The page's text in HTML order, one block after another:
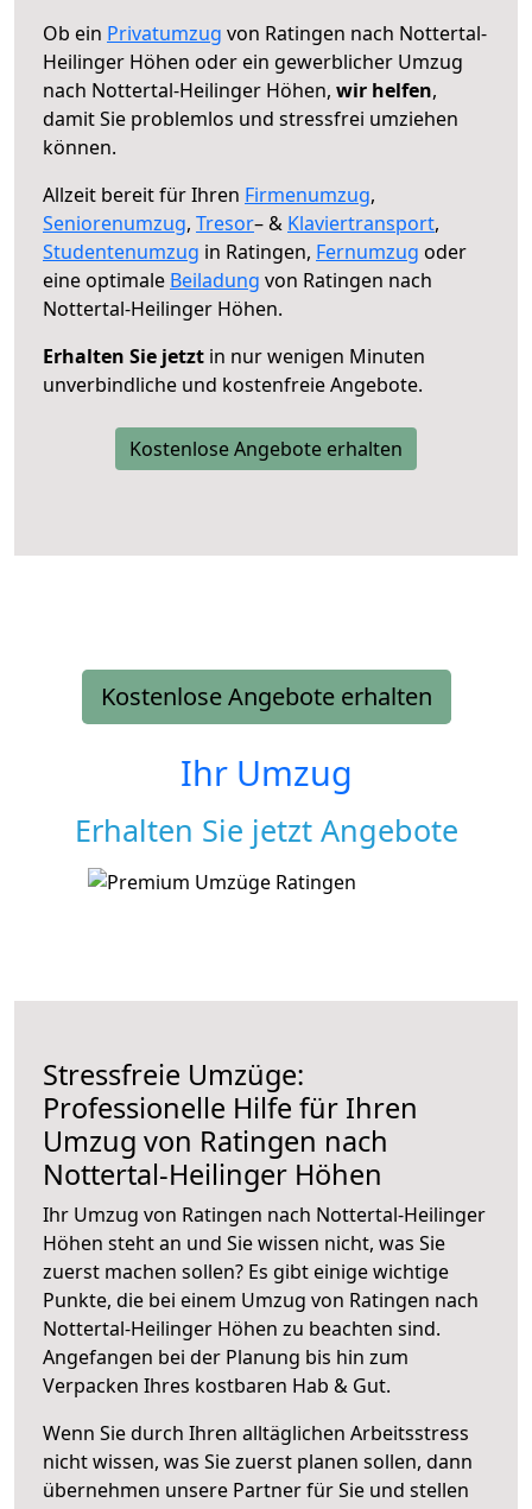
Ob ein Privatumzug von Ratingen nach Nottertal-
Heilinger Höhen oder ein gewerblicher Umzug
nach Nottertal-Heilinger Höhen, wir helfen,
damit Sie problemlos und stressfrei umziehen
können.
Allzeit bereit für Ihren Firmenumzug,
Seniorenumzug, Tresor– & Klaviertransport,
Studentenumzug in Ratingen, Fernumzug oder
eine optimale Beiladung von Ratingen nach
Nottertal-Heilinger Höhen.
Erhalten Sie jetzt in nur wenigen Minuten
unverbindliche und kostenfreie Angebote.
Kostenlose Angebote erhalten
Kostenlose Angebote erhalten
Ihr Umzug
Erhalten Sie jetzt Angebote
Stressfreie Umzüge:
Professionelle Hilfe für Ihren
Umzug von Ratingen nach
Nottertal-Heilinger Höhen
Ihr Umzug von Ratingen nach Nottertal-Heilinger
Höhen steht an und Sie wissen nicht, was Sie
zuerst machen sollen? Es gibt einige wichtige
Punkte, die bei einem Umzug von Ratingen nach
Nottertal-Heilinger Höhen zu beachten sind.
Angefangen bei der Planung bis hin zum
Verpacken Ihres kostbaren Hab & Gut.
Wenn Sie durch Ihren alltäglichen Arbeitsstress
nicht wissen, was Sie zuerst planen sollen, dann
übernehmen unsere Partner für Sie und stellen